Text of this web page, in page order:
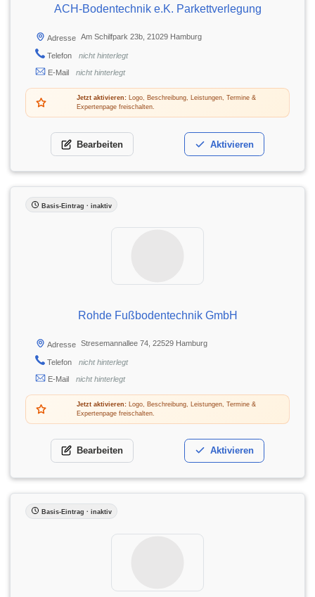
ACH-Bodentechnik e.K. Parkettverlegung
Adresse Am Schilfpark 23b, 21029 Hamburg
Telefon
nicht hinterlegt
E-Mail
nicht hinterlegt
Jetzt aktivieren:Logo, Beschreibung, Leistungen, Termine &
Expertenpage freischalten.
Bearbeiten Aktivieren
Basis-Eintrag · inaktiv
Rohde Fußbodentechnik GmbH
Adresse Stresemannallee 74, 22529 Hamburg
Telefon
nicht hinterlegt
E-Mail
nicht hinterlegt
Jetzt aktivieren:Logo, Beschreibung, Leistungen, Termine &
Expertenpage freischalten.
Bearbeiten Aktivieren
Basis-Eintrag · inaktiv